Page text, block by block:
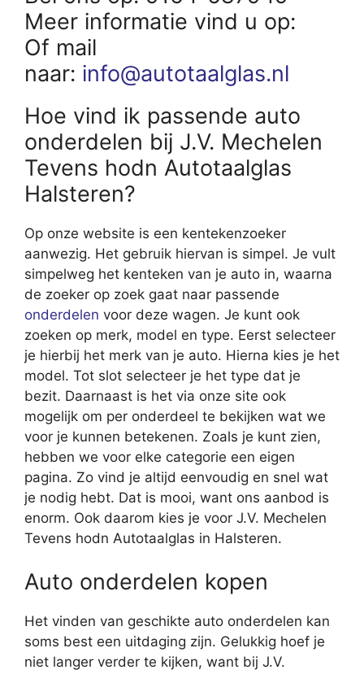
Meer informatie vind u op:
Of mail
naar: info@autotaalglas.nl
Hoe vind ik passende auto
onderdelen bij J.V. Mechelen
Tevens hodn Autotaalglas
Halsteren?
Op onze website is een kentekenzoeker
aanwezig. Het gebruik hiervan is simpel. Je vult
simpelweg het kenteken van je auto in, waarna
de zoeker op zoek gaat naar passende
onderdelen voor deze wagen. Je kunt ook
zoeken op merk, model en type. Eerst selecteer
je hierbij het merk van je auto. Hierna kies je het
model. Tot slot selecteer je het type dat je
bezit. Daarnaast is het via onze site ook
mogelijk om per onderdeel te bekijken wat we
voor je kunnen betekenen. Zoals je kunt zien,
hebben we voor elke categorie een eigen
pagina. Zo vind je altijd eenvoudig en snel wat
je nodig hebt. Dat is mooi, want ons aanbod is
enorm. Ook daarom kies je voor J.V. Mechelen
Tevens hodn Autotaalglas in Halsteren.
Auto onderdelen kopen
Het vinden van geschikte auto onderdelen kan
soms best een uitdaging zijn. Gelukkig hoef je
niet langer verder te kijken, want bij J.V.